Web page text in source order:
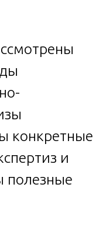
конкретные
и
полезные